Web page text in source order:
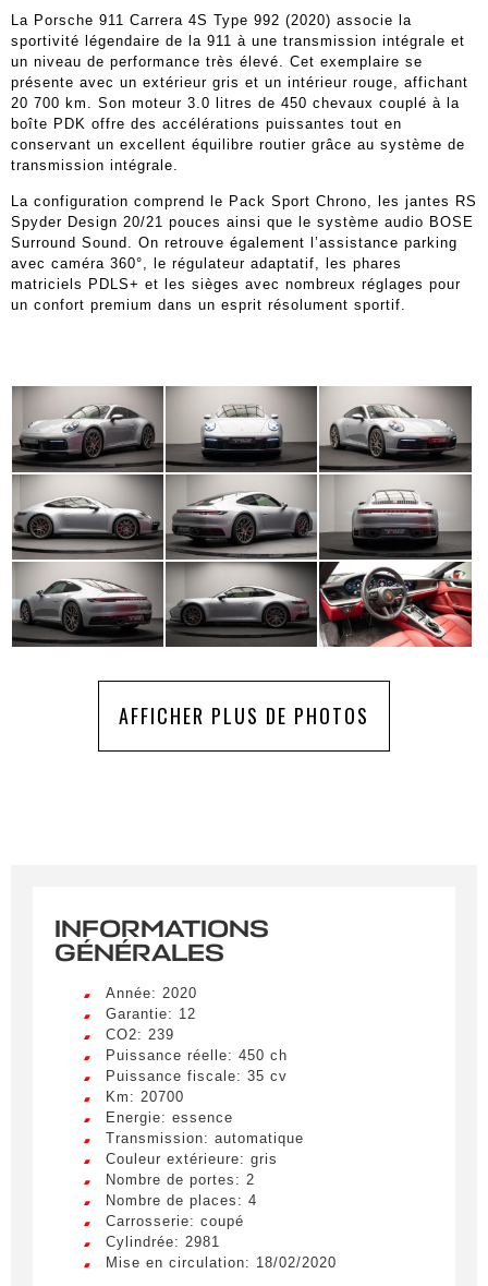
La Porsche 911 Carrera 4S Type 992 (2020) associe la
sportivité légendaire de la 911 à une transmission intégrale et
un niveau de performance très élevé. Cet exemplaire se
présente avec un extérieur gris et un intérieur rouge, affichant
20 700 km. Son moteur 3.0 litres de 450 chevaux couplé à la
boîte PDK offre des accélérations puissantes tout en
conservant un excellent équilibre routier grâce au système de
transmission intégrale.
La configuration comprend le Pack Sport Chrono, les jantes RS
Spyder Design 20/21 pouces ainsi que le système audio BOSE
Surround Sound. On retrouve également l’assistance parking
avec caméra 360°, le régulateur adaptatif, les phares
matriciels PDLS+ et les sièges avec nombreux réglages pour
un confort premium dans un esprit résolument sportif.
AFFICHER PLUS DE PHOTOS
INFORMATIONS
GÉNÉRALES
Année: 2020
Garantie: 12
CO2: 239
Puissance réelle: 450 ch
Puissance fiscale: 35 cv
Km: 20700
Energie: essence
Transmission: automatique
Couleur extérieure: gris
Nombre de portes: 2
Nombre de places: 4
Carrosserie: coupé
Cylindrée: 2981
Mise en circulation: 18/02/2020